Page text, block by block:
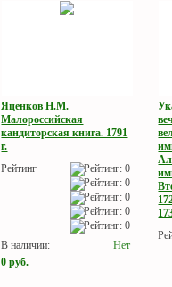
Яценков Н.М.
Малороссийская
кандиторская книга. 1791
г.
Рейтинг
В наличии:
Нет
0руб.